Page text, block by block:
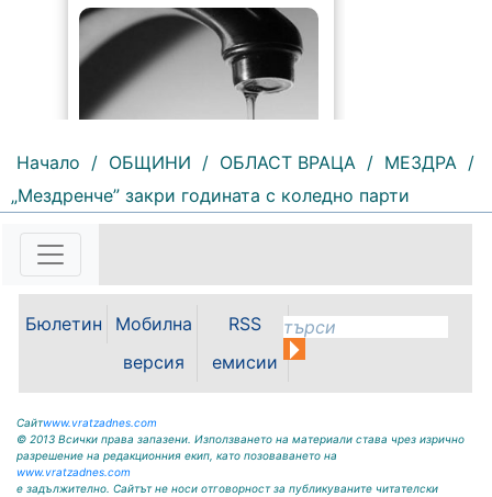
218 | 2026-08-07 10:31:48
потребители, че поради
спряно водоподаването в
07.08.2026г. до отстраняване на
Начало / ОБЩИНИ / ОБЛАСТ ВРАЦА / МЕЗДРА /
„Мездренче” закри годината с коледно парти
Бюлетин
Мобилна
версия
RSS
емисии
Сайтwww.vratzadnes.com
© 2013 Всички права запазени. Използването на материали става чрез изрично
разрешение на редакционния екип, като позоваването на
www.vratzadnes.com
е задължително. Сайтът не носи отговорност за публикуваните читателски